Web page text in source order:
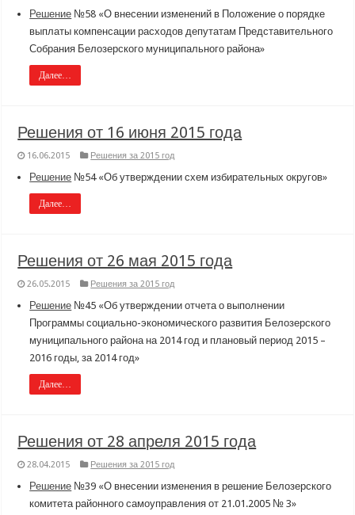
Решение №58 «О внесении изменений в Положение о порядке
выплаты компенсации расходов депутатам Представительного
Собрания Белозерского муниципального района»
Далее…
Решения от 16 июня 2015 года
16.06.2015 Решения за 2015 год
Решение №54 «Об утверждении схем избирательных округов»
Далее…
Решения от 26 мая 2015 года
26.05.2015 Решения за 2015 год
Решение №45 «Об утверждении отчета о выполнении
Программы социально-экономического развития Белозерского
муниципального района на 2014 год и плановый период 2015 –
2016 годы, за 2014 год»
Далее…
Решения от 28 апреля 2015 года
28.04.2015 Решения за 2015 год
Решение №39 «О внесении изменения в решение Белозерского
комитета районного самоуправления от 21.01.2005 № 3»